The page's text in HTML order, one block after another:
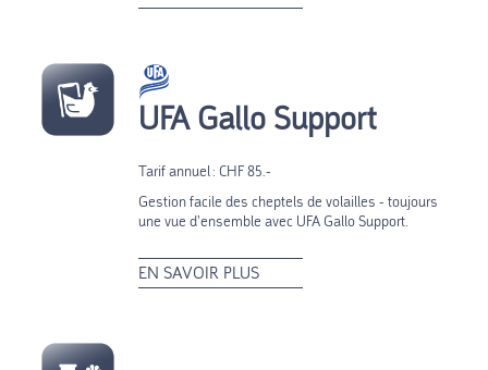
UFA Gallo Support
Tarif annuel : CHF 85.-
Gestion facile des cheptels de volailles - toujours
une vue d’ensemble avec UFA Gallo Support.
EN SAVOIR PLUS